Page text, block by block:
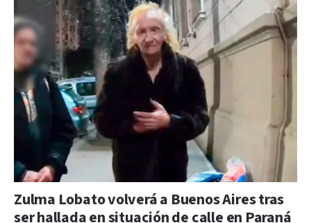
Zulma Lobato volverá a Buenos Aires tras
ser hallada en situación de calle en Paraná